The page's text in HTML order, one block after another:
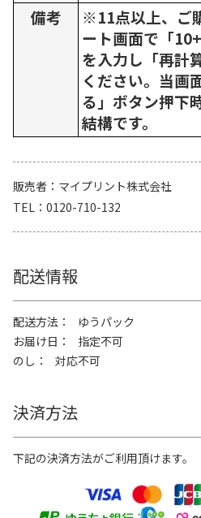
備考
※11点以上、ご
ート画面で「
を入力し「再計
ください。当画
る」ボタン押下
結構です。
販売者
マイプリント株式会社
TEL
0120-710-132
配送情報
配送方法
ゆうパック
お届け日
指定不可
のし
対応不可
決済方法
下記の決済方法がご利用頂けます。